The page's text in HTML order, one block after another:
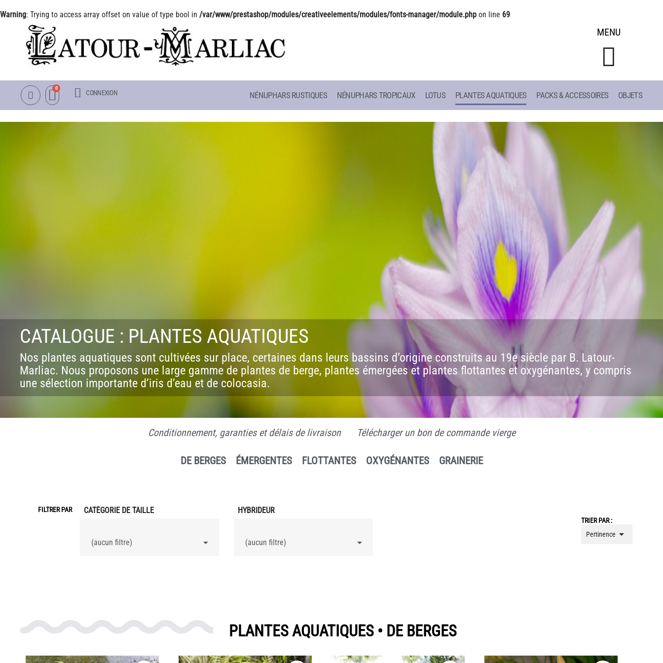
Warning: Trying to access array offset on value of type bool in /var/www/prestashop/modules/creativeelements/modules/fonts-manager/module.php on line 69
MENU
NOTRE CATALOGUE
NÉNUPHARS RUSTIQUES
INFOS PRATIQUES
CAFÉ MARLIACEA
HORAIRES ET ACCÈS
HISTOIRE
LATOUR-MARLIAC
BIOGRAPHIE DE 1908
LES BAMBOUS
CONSEILS
DE PLANTATION
DE JARDINAGE AQUATIQUE
DE NOS PRÉDÉCESSEURS
GUIDE VISUEL
TÉLÉCHARGER UN BON DE COMMANDE VIERGE CONTACT
CONNEXION NÉNUPHARS RUSTIQUES NÉNUPHARS TROPICAUX LOTUS PLANTES AQUATIQUES PACKS & ACCESSOIRES OBJETS
CATALOGUE : PLANTES AQUATIQUES
Nos plantes aquatiques sont cultivées sur place, certaines dans leurs bassins d’origine construits au 19e siècle par B. Latour-
Marliac. Nous proposons une large gamme de plantes de berge, plantes émergées et plantes flottantes et oxygénantes, y compris
une sélection importante d’iris d’eau et de colocasia.
Conditionnement, garanties et délais de livraison Télécharger un bon de commande vierge
DE BERGES ÉMERGENTES FLOTTANTES OXYGÉNANTES GRAINERIE
FILTRER PAR CATÉGORIE DE TAILLE
(aucun filtre) 
HYBRIDEUR
(aucun filtre) 
TRIER PAR :
Pertinence 
PLANTES AQUATIQUES • DE BERGES